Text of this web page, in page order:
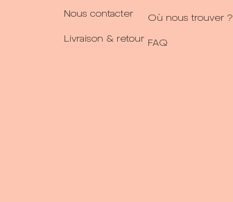
Nous contacter
Livraison & retour
Où nous trouver ?
FAQ